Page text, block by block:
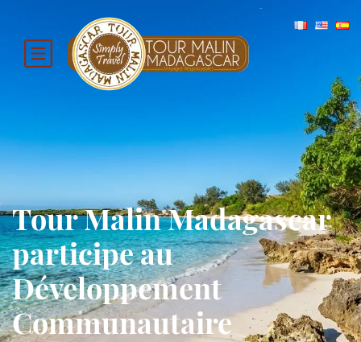
Tour Malin Madagascar
participe au
Développement
Communautaire